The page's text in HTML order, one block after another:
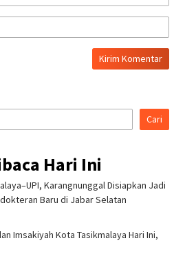
Cari
Hari Ini
Karangnunggal Disiapkan Jadi
Baru di Jabar Selatan
Imsakiyah Kota Tasikmalaya Hari Ini,